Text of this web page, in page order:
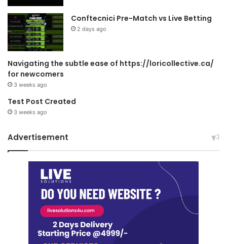
Conftecnici Pre-Match vs Live Betting
2 days ago
Navigating the subtle ease of https://loricollective.ca/
for newcomers
3 weeks ago
Test Post Created
3 weeks ago
Advertisement